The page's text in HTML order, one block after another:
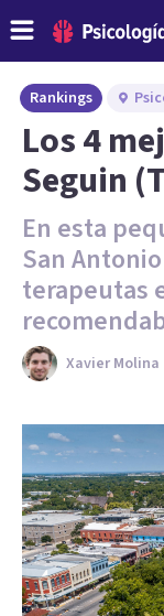
Rankings
Los 4
Seguin
En esta
San
terapeutas
Xavier Molina